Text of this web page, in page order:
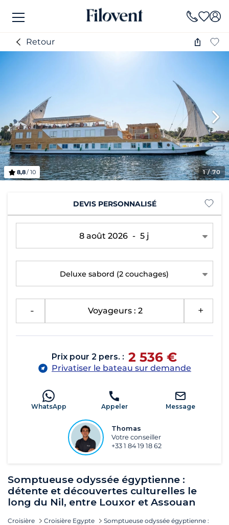
Retour
1/ 70
8,8/ 10
Somptueuse odyssée égyptienne :
détente et découvertes culturelles le
long du Nil, entre Louxor et Assouan
Croisière Croisière Egypte
Somptueuse odyssée égyptienne :
DEVIS PERSONNALISÉ
8 août 2026 - 5 j
Deluxe sabord (2 couchages)
Voyageurs : 2
Prix pour 2 pers. : 2 536 €
Privatiser le bateau sur demande
WhatsApp Appeler Message
Thomas
Votre conseiller
+33 1 84 19 18 62